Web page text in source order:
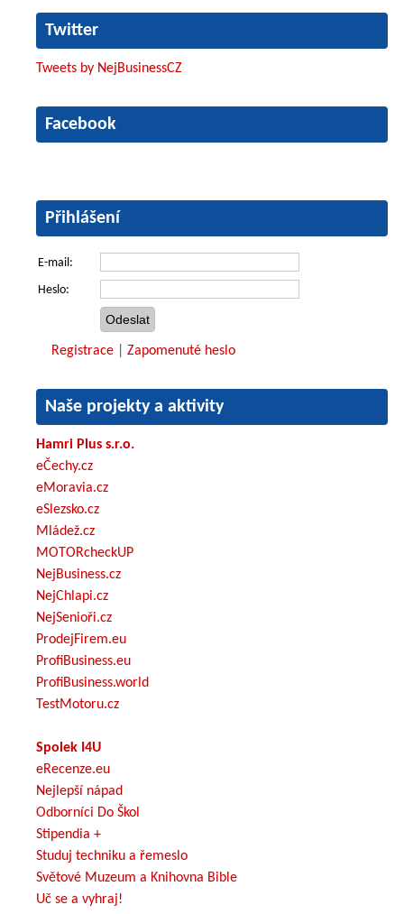
Twitter
Tweets by NejBusinessCZ
Facebook
Přihlášení
E-mail:
Heslo:
Registrace Zapomenuté heslo
Naše projekty a aktivity
Hamri Plus s.r.o.
eČechy.cz
eMoravia.cz
eSlezsko.cz
Mládež.cz
MOTORcheckUP
NejBusiness.cz
NejChlapi.cz
NejSenioři.cz
ProdejFirem.eu
ProfiBusiness.eu
ProfiBusiness.world
TestMotoru.cz
Spolek I4U
eRecenze.eu
Nejlepší nápad
Odborníci Do Škol
Stipendia +
Studuj techniku a řemeslo
Světové Muzeum a Knihovna Bible
Uč se a vyhraj!